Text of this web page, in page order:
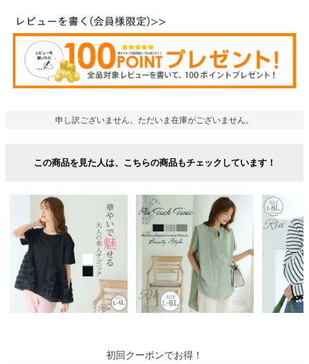
申し訳ございません。ただいま在庫がございません。
この商品を見た人は、こちらの商品もチェックしています！
初回クーポンでお得！